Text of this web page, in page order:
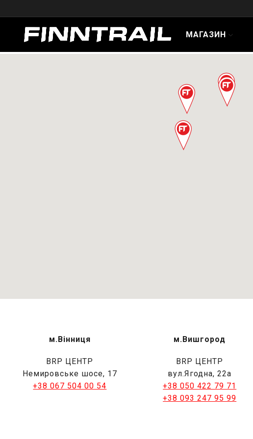
МАГАЗИН
м.Вінниця
BRP ЦЕНТР
Немировське шосе, 17
+38 067 504 00 54
м.Вишгород
BRP ЦЕНТР
вул.Ягодна, 22а
+38 050 422 79 71
+38 093 247 95 99